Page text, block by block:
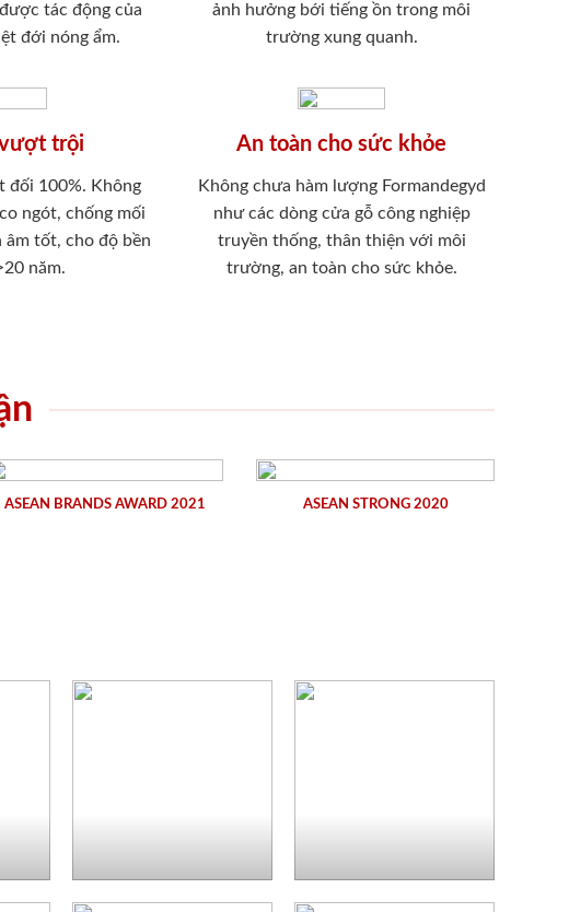
tác động của
đới nóng ẩm.
ảnh hưởng bới tiếng ồn trong môi
trường xung quanh.
trội
đối 100%. Không
ngót, chống mối
âm tốt, cho độ bền
năm.
An toàn cho sức khỏe
Không chưa hàm lượng Formandegyd
như các dòng cửa gỗ công nghiệp
truyền thống, thân thiện với môi
trường, an toàn cho sức khỏe.
ASEAN BRANDS AWARD 2021 ASEAN STRONG 2020